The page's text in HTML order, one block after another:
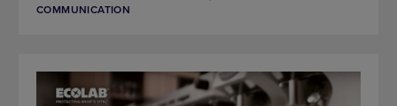
COMMUNICATION